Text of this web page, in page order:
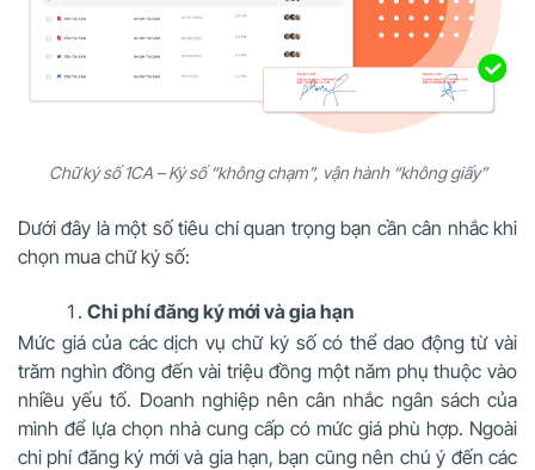
Chữ ký số 1CA – Ký số “không chạm”, vận hành “không giấy”
Dưới đây là một số tiêu chí quan trọng bạn cần cân nhắc khi
chọn mua chữ ký số:
Chi phí đăng ký mới và gia hạn
Mức giá của các dịch vụ chữ ký số có thể dao động từ vài
trăm nghìn đồng đến vài triệu đồng một năm phụ thuộc vào
nhiều yếu tố. Doanh nghiệp nên cân nhắc ngân sách của
mình để lựa chọn nhà cung cấp có mức giá phù hợp. Ngoài
chi phí đăng ký mới và gia hạn, bạn cũng nên chú ý đến các